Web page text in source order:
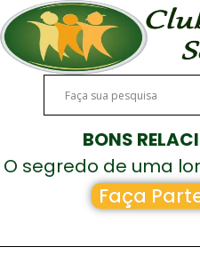
BONS
O segredo de uma
Faça